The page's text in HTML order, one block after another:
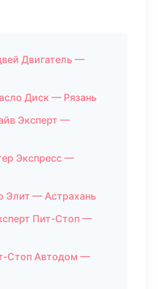
Двигатель —
Диск — Рязань
Эксперт —
Экспресс —
Элит — Астрахань
Пит-Стоп —
Стоп Автодом —